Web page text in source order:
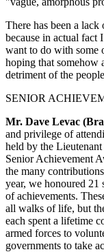
There has been a
because in actual
want to do with some
hoping that somehow
detriment of the
SENIOR
Mr. Dave Levac
and privilege of
held by the
Senior Achievement
the many
year, we honoured 21
of achievements.
all walks of life, but
each spent a lifetime
armed forces to
governments to take